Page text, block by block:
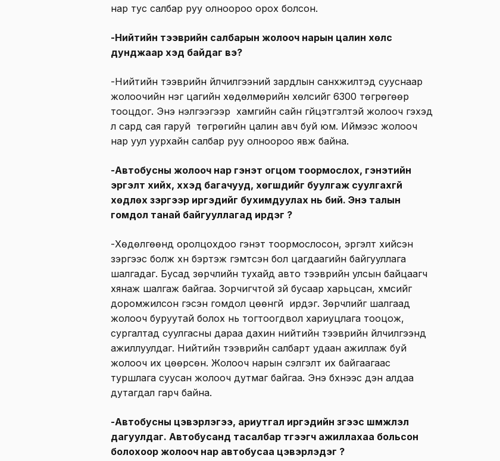
нар тус салбар руу олноороо орох болсон.
-Нийтийн тээврийн салбарын жолооч нарын цалин хөлс
дунджаар хэд байдаг вэ?
-Нийтийн тээврийн үйлчилгээний зардлын санхүүжилтэд сууснаар
жолоочийн нэг цагийн хөдөлмөрийн хөлсийг 6300 төгрөгөөр
тооцдог. Энэ үнэлгээгээр хамгийн сайн гүйцэтгэлтэй жолооч гэхэд
л сард сая гаруй төгрөгийн цалин авч буй юм. Иймээс жолооч
нар уул уурхайн салбар руу олноороо явж байна.
-Автобусны жолооч нар гэнэт огцом тоормослох, гэнэтийн
эргэлт хийх, хүүхэд багачууд, хөгшдийг буулгаж суулгахгүй
хөдлөх зэргээр иргэдийг бухимдуулах нь бий. Энэ талын
гомдол танай байгууллагад ирдэг үү?
-Хөдөлгөөнд оролцохдоо гэнэт тоормослосон, эргэлт хийсэн
зэргээс болж хүн бэртэж гэмтсэн бол цагдаагийн байгууллага
шалгадаг. Бусад зөрчлийн тухайд авто тээврийн улсын байцаагч
хянаж шалгаж байгаа. Зорчигчтой зүй бусаар харьцсан, хүмүүсийг
доромжилсон гэсэн гомдол цөөнгүй ирдэг. Зөрчлийг шалгаад
жолооч буруутай болох нь тогтоогдвол хариуцлага тооцож,
сургалтад суулгасны дараа дахин нийтийн тээврийн үйлчилгээнд
ажиллуулдаг. Нийтийн тээврийн салбарт удаан ажиллаж буй
жолооч их цөөрсөн. Жолооч нарын сэлгэлт их байгаагаас
туршлага суусан жолооч дутмаг байгаа. Энэ бүхнээс үүдэн алдаа
дутагдал гарч байна.
-Автобусны цэвэрлэгээ, ариутгал иргэдийн зүгээс шүүмжлэл
дагуулдаг. Автобусанд тасалбар түгээгч ажиллахаа больсон
болохоор жолооч нар автобусаа цэвэрлэдэг үү?